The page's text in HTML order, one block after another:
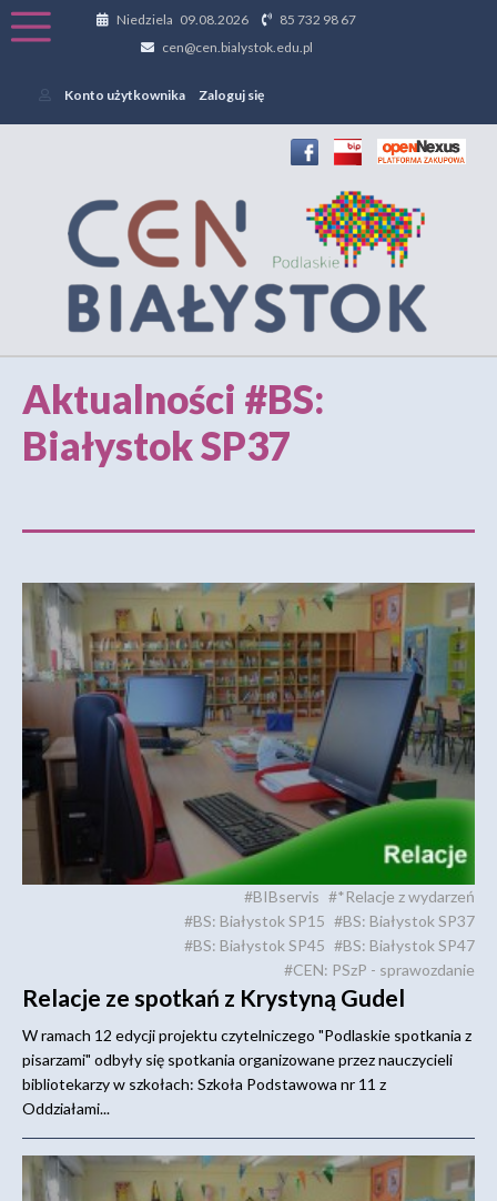
Niedziela 09.08.2026
85 732 98 67
cen@cen.bialystok.edu.pl
Konto użytkownika Zaloguj się
Aktualności #BS:
Białystok SP37
#BIBservis #*Relacje z wydarzeń
#BS: Białystok SP15 #BS: Białystok SP37
#BS: Białystok SP45 #BS: Białystok SP47
#CEN: PSzP - sprawozdanie
Relacje ze spotkań z Krystyną Gudel
W ramach 12 edycji projektu czytelniczego "Podlaskie spotkania z
pisarzami" odbyły się spotkania organizowane przez nauczycieli
bibliotekarzy w szkołach: Szkoła Podstawowa nr 11 z
Oddziałami...